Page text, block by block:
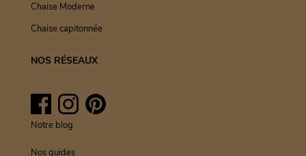
Chaise Moderne
Chaise capitonnée
NOS RÉSEAUX
FacebookInstagramPinterest
Notre blog
Nos guides